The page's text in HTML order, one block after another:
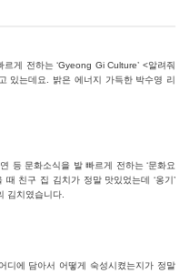
게 전하는 ‘Gyeong Gi Culture’ <알려줘
있는데요. 밝은 에너지 가득한 박수영 리
등 문화소식을 발 빠르게 전하는 ‘문화요
친구 집 김치가 정말 맛있었는데 ‘옹기’
김치였습니다.
에 담아서 어떻게 숙성시켰는지가 정말